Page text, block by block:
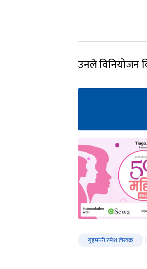
उनले विनियोजन
गृहमन्त्री रमेश लेखक